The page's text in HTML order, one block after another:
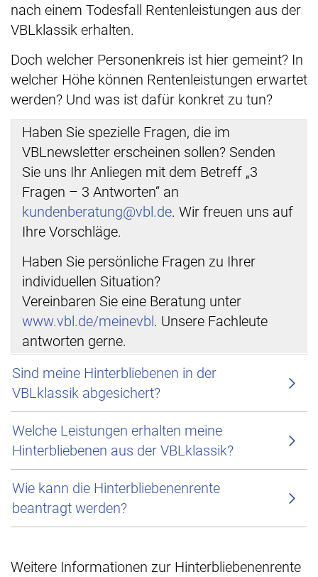
nach einem Todesfall Rentenleistungen aus der
VBLklassik erhalten.
Doch welcher Personenkreis ist hier gemeint? In
welcher Höhe können Rentenleistungen erwartet
werden? Und was ist dafür konkret zu tun?
Haben Sie spezielle Fragen, die im
VBLnewsletter erscheinen sollen? Senden
Sie uns Ihr Anliegen mit dem Betreff „3
Fragen – 3 Antworten“ an
kundenberatung@vbl.de. Wir freuen uns auf
Ihre Vorschläge.
Haben Sie persönliche Fragen zu Ihrer
individuellen Situation?
Vereinbaren Sie eine Beratung unter
www.vbl.de/meinevbl. Unsere Fachleute
antworten gerne.
Sind meine Hinterbliebenen in der
VBLklassik abgesichert?
Welche Leistungen erhalten meine
Hinterbliebenen aus der VBLklassik?
Wie kann die Hinterbliebenenrente
beantragt werden?
Weitere Informationen zur Hinterbliebenenrente